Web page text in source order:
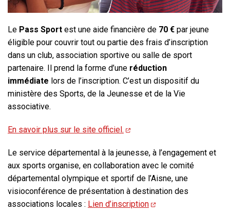
Le Pass Sport est une aide financière de 70 € par jeune
éligible pour couvrir tout ou partie des frais d’inscription
dans un club, association sportive ou salle de sport
partenaire. Il prend la forme d’une réduction
immédiate lors de l’inscription. C’est un dispositif du
ministère des Sports, de la Jeunesse et de la Vie
associative.
En savoir plus sur le site officiel.
Le service départemental à la jeunesse, à l’engagement et
aux sports organise, en collaboration avec le comité
départemental olympique et sportif de l’Aisne, une
visioconférence de présentation à destination des
associations locales : Lien d’inscription